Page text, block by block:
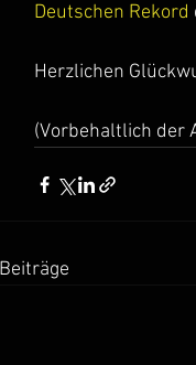
Deutschen Rekord
Herzlichen
(Vorbehaltlich der